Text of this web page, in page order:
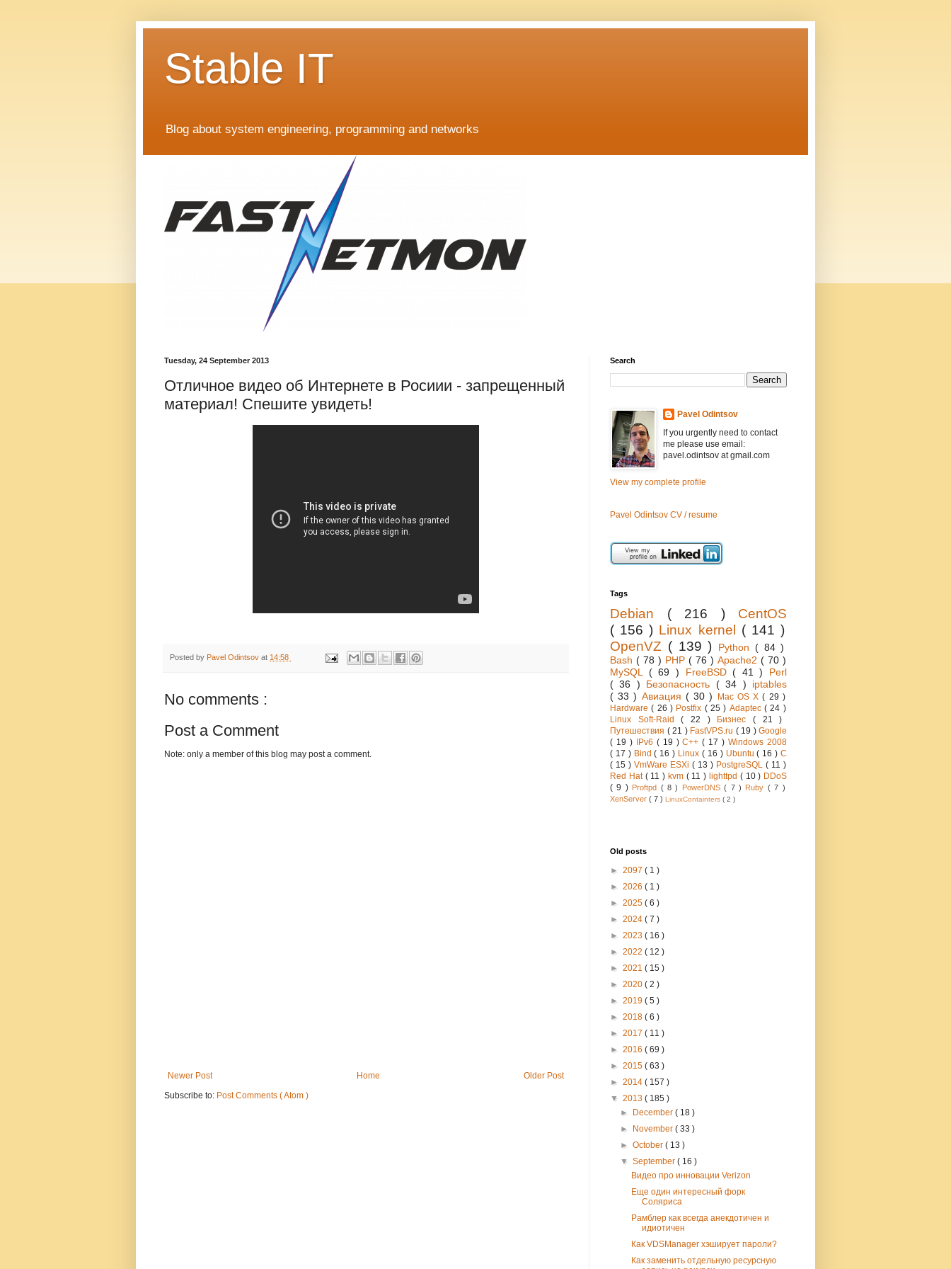
Stable IT
Blog about system engineering, programming and networks
Tuesday, 24 September 2013
Отличное видео об Интернете в Росиии - запрещенный
материал! Спешите увидеть!
Posted by Pavel Odintsov at 14:58
No comments :
Post a Comment
Note: only a member of this blog may post a comment.
Newer Post Older Post
Home
Subscribe to: Post Comments ( Atom )
Search
Pavel Odintsov
If you urgently need to contact
me please use email:
pavel.odintsov at gmail.com
View my complete profile
Pavel Odintsov CV / resume
Tags
Debian ( 216 ) CentOS
( 156 ) Linux kernel ( 141 )
OpenVZ ( 139 ) Python ( 84 )
Bash ( 78 ) PHP ( 76 ) Apache2 ( 70 )
MySQL ( 69 ) FreeBSD( 41 ) Perl
( 36 ) Безопасность ( 34 ) iptables
( 33 ) Авиация ( 30 ) Mac OS X( 29 )
Hardware( 26 ) Postfix ( 25 ) Adaptec( 24 )
Linux Soft-Raid( 22 ) Бизнес( 21 )
Путешествия ( 21 ) FastVPS.ru ( 19 ) Google
( 19 )
IPv6 ( 19 )C++( 17 )Windows 2008
( 17 ) Bind( 16 ) Linux ( 16 ) Ubuntu( 16 )C
( 15 ) VmWare ESXi ( 13 ) PostgreSQL ( 11 )
Red Hat ( 11 ) kvm ( 11 ) lighttpd ( 10 ) DDoS
( 9 ) Proftpd ( 8 ) PowerDNS( 7 ) Ruby ( 7 )
XenServer ( 7 ) LinuxContainters ( 2 )
Old posts
► 2097 ( 1 )
► 2026 ( 1 )
► 2025 ( 6 )
► 2024 ( 7 )
► 2023 ( 16 )
► 2022 ( 12 )
► 2021 ( 15 )
► 2020 ( 2 )
► 2019 ( 5 )
► 2018 ( 6 )
► 2017 ( 11 )
► 2016 ( 69 )
► 2015 ( 63 )
► 2014 ( 157 )
▼ 2013 ( 185 )
►
December( 18 )
►
November( 33 )
►October( 13 )
▼September( 16 )
Видео про инновации Verizon
Еще один интересный форк
Соляриса
Рамблер как всегда анекдотичен и
идиотичен
Как VDSManager хэширует пароли?
Как заменить отдельную ресурсную